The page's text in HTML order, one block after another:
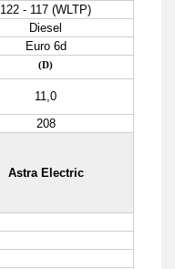
122 - 117 (WLTP)
Diesel
Euro 6d
(D)
11,0
208
Astra Electric